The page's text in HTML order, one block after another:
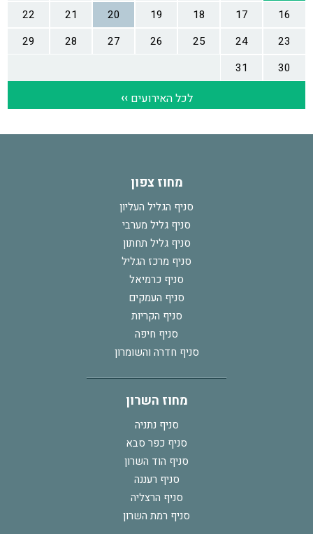
מחוז צפון
סניף הגליל העליון
סניף גליל מערבי
סניף גליל תחתון
סניף מרכז הגליל
סניף כרמיאל
סניף העמקים
סניף הקריות
סניף חיפה
סניף חדרה והשומרון
מחוז השרון
סניף נתניה
סניף כפר סבא
סניף הוד השרון
סניף רעננה
סניף הרצליה
סניף רמת השרון